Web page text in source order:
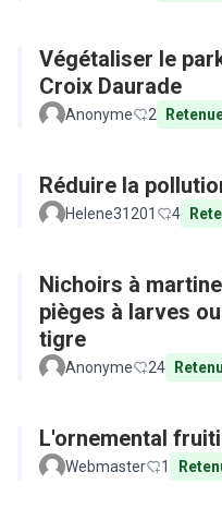
Végétaliser le
Croix Daurade
Anonyme 2
Réduire la
Helene31201 4
Nichoirs à
pièges à larves
tigre
Anonyme 24
L'ornemental
Webmaster 1